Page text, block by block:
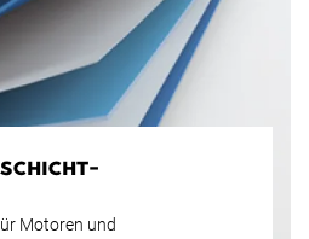
Motoren und